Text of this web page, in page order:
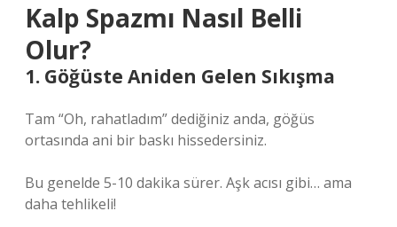
Kalp Spazmı Nasıl Belli
Olur?
1. Göğüste Aniden Gelen Sıkışma
Tam “Oh, rahatladım” dediğiniz anda, göğüs
ortasında ani bir baskı hissedersiniz.
Bu genelde 5-10 dakika sürer. Aşk acısı gibi… ama
daha tehlikeli!